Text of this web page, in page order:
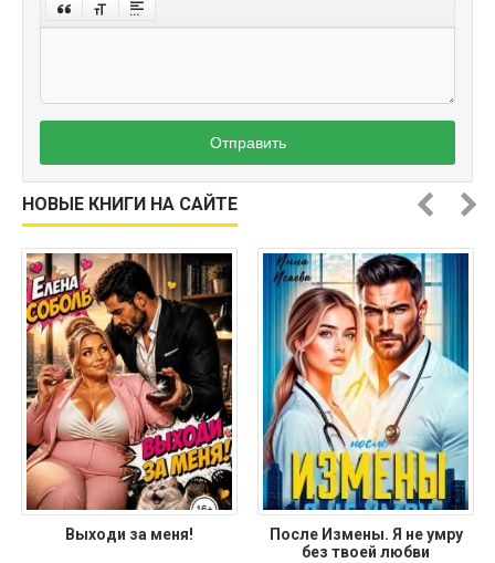
Отправить
НОВЫЕ КНИГИ НА САЙТЕ
Выходи за меня!
После Измены. Я не умру
без твоей любви